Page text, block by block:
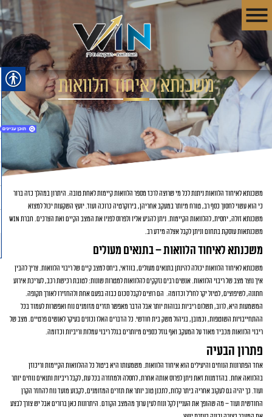
2. משכנתא לאיחוד הלוואות – בתנאים מעולים
משכנתא לאיחוד הלוואות
משכנתא לאיחוד הלוואות ניתנת לכל מי שרוצה לרכז מספר הלוואות קיימות לאחת טובה. היתרון במהלך כזה ברור
כי הוא עשוי לחסוך כסף רב, טורח מיותר במעקב אחריהן, בירוקרטיה כרוכה ועוד. יועץ השקעות יכול למצוא
משכנתא זולה, יחסית, להלוואות הקיימות. ניתן להגיע אליו ולפרוס לפניו את המצב הקיים ואת הצרכים. חברת win
משכנתאות עוסקת בתחום וניתן לקבל אצלה מידע רב.
משכנתא לאיחוד הלוואות – בתנאים מעולים
משכנתא לאיחוד הלוואות יכולה להינתן בתנאים מעולים, בוודאי, ביחס למצב קיים של ריבוי הלוואות. צריך להבין
איך נוצר מצב של ריבוי הלוואות. אנשים רבים נזקקים להלוואות למטרות שונות: לטובת רכישת רכב, לעריכת אירוע
חתונה, לשיפוצים, לטיול יקר לחו"ל וכדומה. הם רוצים לקבל סכום כבוה בפעם אחת ולהחזירו לאורך תקופה.
המשמעות היא, לרוב, תשלום ריביות גבוהות יותר אבל הדבר מאפשר תזרים מזומנים נוח ואפשרות לעמוד בכל
ההתחייבויות השוטפות, וכמובן, בניהול משק בית חודשי. כל הדברים האלו נכונים בעיקר לאנשים פרטיים. מצב של
ריבוי הלוואות מכביד מאוד על המעקב ואף גוזל כספים מיותרים בגלל ריבוי עמלות וריביות וכדומה.
פתרון הבעיה
אחד הפתרונות הנוחים והיעילים הוא איחוד הלוואות. משמעותו היא ביטול כל ההלוואות הקיימות וריכוזן
בהלוואה אחת. בהזדמנות זאת ניתן לפרוס אותה אחרת, לחסלה ולמחזרה בכל עת, לקבל ריביות ותנאים נוחים יותר
ועוד. כך יהיה גם לעקוב אחריה ביתר קלות, לתכנן טוב יותר את תזרים המזומנים, לקבוע מועד נוח להחזר הקרן
החודשית ועוד – מה שהופך את העניין לקל ונוח לעין ערוך מהמצב הקודם. היתרונות כאן ברורים אבל יש צורך לבצע